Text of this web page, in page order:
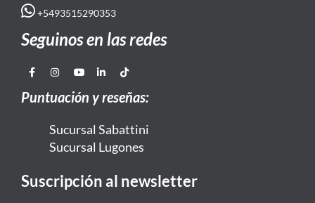
+5493515290353
Seguinos en las redes
Puntuación y reseñas:
Sucursal Sabattini
Sucursal Lugones
Suscripción al newsletter